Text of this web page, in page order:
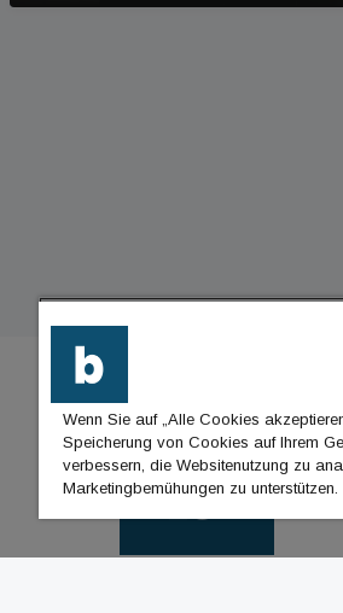
Wenn Sie auf „Alle Cookies
Speicherung von Cookies auf Ihrem
verbessern, die Websitenutzung zu
Marketingbemühungen zu unterstützen.